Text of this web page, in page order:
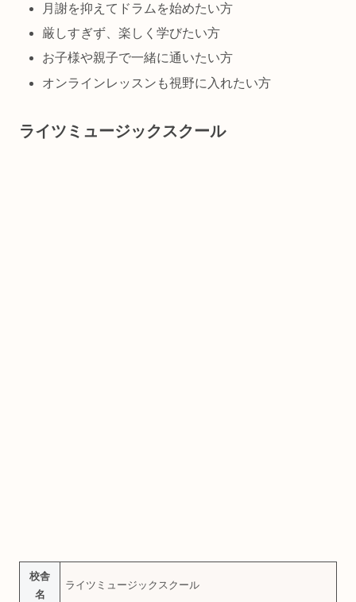
月謝を抑えてドラムを始めたい方
厳しすぎず、楽しく学びたい方
お子様や親子で一緒に通いたい方
オンラインレッスンも視野に入れたい方
ライツミュージックスクール
校舎
名
ライツミュージックスクール